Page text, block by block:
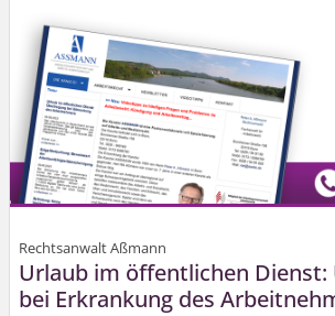
Rechtsanwalt Aßmann
Urlaub im öffentlichen
bei Erkrankung des